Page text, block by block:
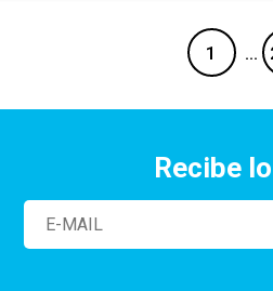
1 …
Recibe